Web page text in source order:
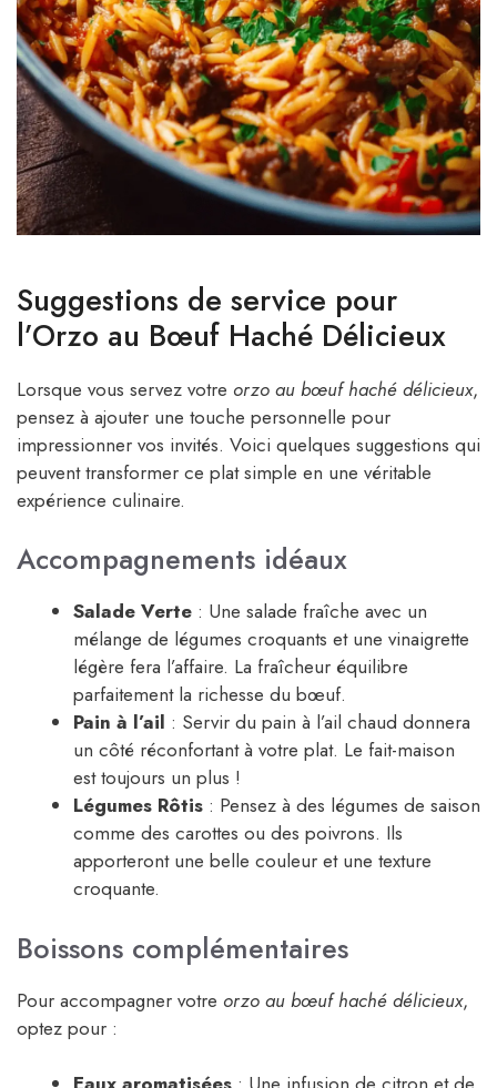
Suggestions de service pour
l’Orzo au Bœuf Haché Délicieux
Lorsque vous servez votre orzo au bœuf haché délicieux,
pensez à ajouter une touche personnelle pour
impressionner vos invités. Voici quelques suggestions qui
peuvent transformer ce plat simple en une véritable
expérience culinaire.
Accompagnements idéaux
Salade Verte : Une salade fraîche avec un
mélange de légumes croquants et une vinaigrette
légère fera l’affaire. La fraîcheur équilibre
parfaitement la richesse du bœuf.
Pain à l’ail : Servir du pain à l’ail chaud donnera
un côté réconfortant à votre plat. Le fait-maison
est toujours un plus !
Légumes Rôtis : Pensez à des légumes de saison
comme des carottes ou des poivrons. Ils
apporteront une belle couleur et une texture
croquante.
Boissons complémentaires
Pour accompagner votre orzo au bœuf haché délicieux,
optez pour :